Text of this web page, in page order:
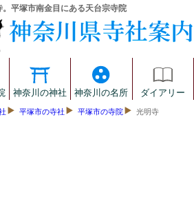
。平塚市南金目にある天台宗寺院
神奈川の神社 神奈川の名所 ダイアリー
平塚市の寺社 平塚市の寺院 光明寺